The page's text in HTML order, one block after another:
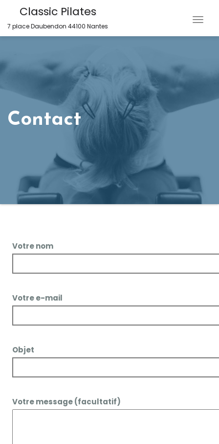
Classic Pilates
7 place Daubendon 44100 Nantes
Contact
Votre nom
Votre e-mail
Objet
Votre message (facultatif)